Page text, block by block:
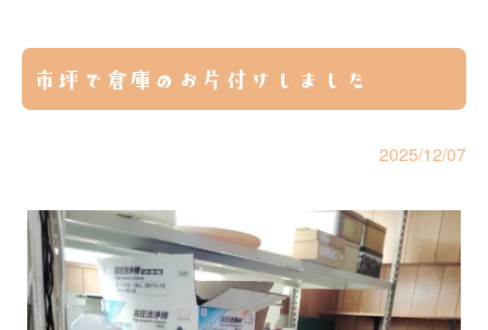
市坪で倉庫のお片付けしました
2025/12/07